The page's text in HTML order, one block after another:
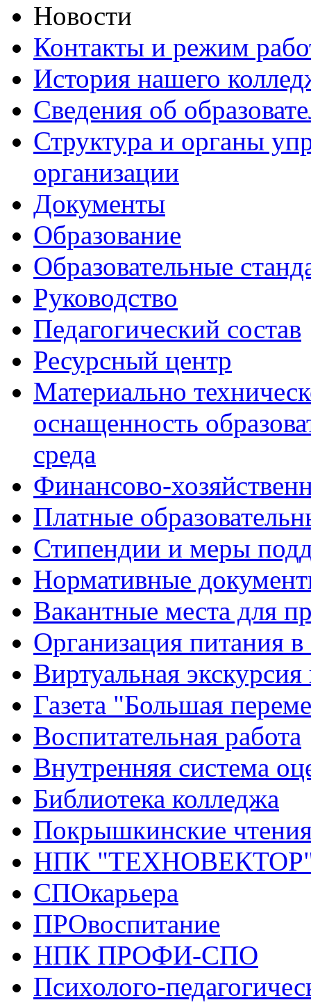
Новости
Контакты и режим
История нашего
Сведения об
Структура и органы
организации
Документы
Образование
Образовательные
Руководство
Педагогический состав
Ресурсный центр
Материально
оснащенность
среда
Финансово-
Платные
Стипендии и меры
Нормативные
Вакантные места для
Организация питания в
Виртуальная
Газета "Большая
Воспитательная работа
Внутренняя система
Библиотека колледжа
Покрышкинские
НПК
СПОкарьера
ПРОвоспитание
НПК ПРОФИ-СПО
Психолого-